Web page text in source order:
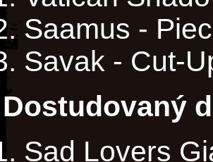
Saamus -
Savak - Cut-
Dostudovaný
Sad Lovers